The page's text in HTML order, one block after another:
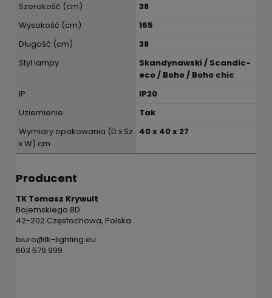
Szerokość (cm)
38
Wysokość (cm)
165
Długość (cm)
38
Styl lampy
Skandynawski / Scandic-
eco / Boho / Boho chic
IP
IP20
Uziemienie
Tak
Wymiary opakowania (D x Sz
x W) cm
40 x 40 x 27
Producent
TK Tomasz Krywult
Bojemskiego 8D
42-202 Częstochowa, Polska
biuro@tk-lighting.eu
603 579 999